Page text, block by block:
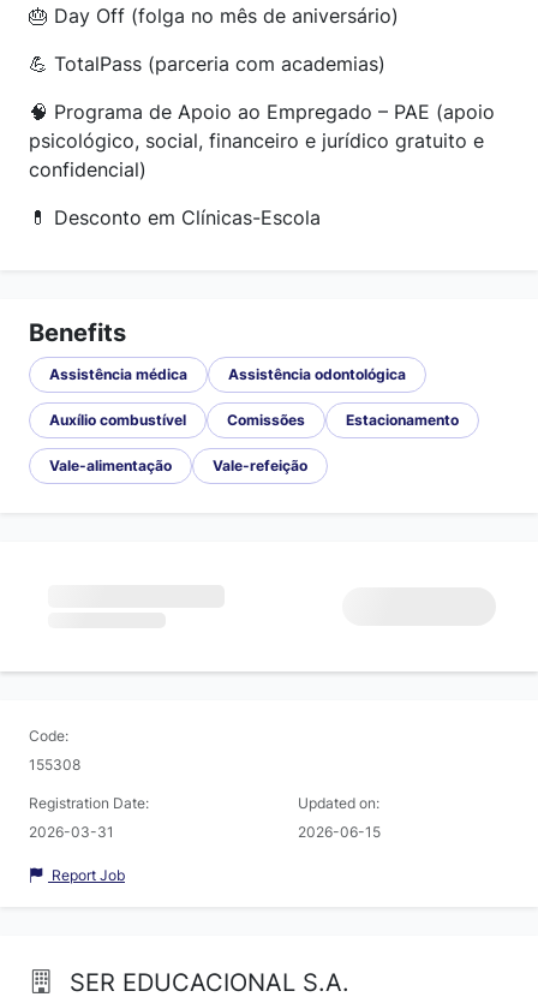
🎂 Day Off (folga no mês de aniversário)
💪 TotalPass (parceria com academias)
🧠 Programa de Apoio ao Empregado – PAE (apoio
psicológico, social, financeiro e jurídico gratuito e
confidencial)
💊 Desconto em Clínicas-Escola
Benefits
Assistência médica Assistência odontológica
Auxílio combustível Comissões Estacionamento
Vale-alimentação Vale-refeição
Code:
155308
Registration Date:
2026-03-31
Updated on:
2026-06-15
Report Job
SER EDUCACIONAL S.A.